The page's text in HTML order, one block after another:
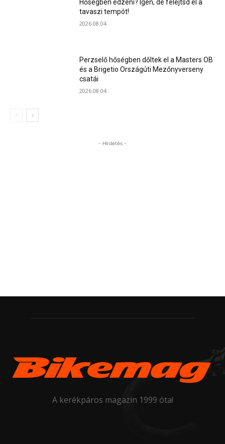
Hőségben edzeni? Igen, de felejtsd el a
tavaszi tempót!
2026.08.04.
Perzselő hőségben dőltek el a Masters OB
és a Brigetio Országúti Mezőnyverseny
csatái
2026.08.04.
- Hirdetés -
A kerékpáros magazin 1999 óta!